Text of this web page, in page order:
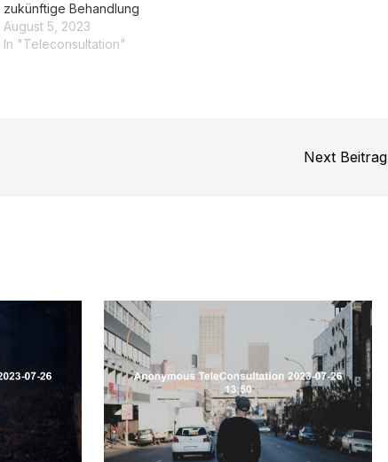
zukünftige Behandlung
August 5, 2023
In "Teleconsultation"
Next Beitrag